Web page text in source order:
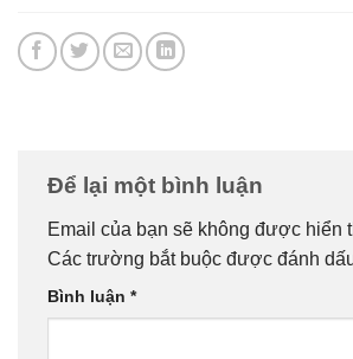
Để lại một bình luận
Email của bạn sẽ không được hiển
Các trường bắt buộc được đánh
Bình luận *